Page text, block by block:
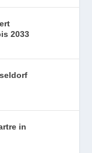
2033
in